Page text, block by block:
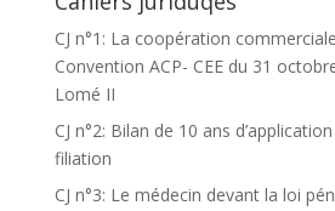
CJ n°1: La coopération
Convention ACP- CEE du 31
Lomé II
CJ n°2: Bilan de 10 ans
filiation
CJ n°3: Le médecin devant la loi